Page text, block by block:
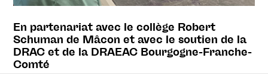
En partenariat avec le collège Robert
Schuman de Mâcon et avec le soutien de la
DRAC et de la DRAEAC Bourgogne-Franche-
Comté